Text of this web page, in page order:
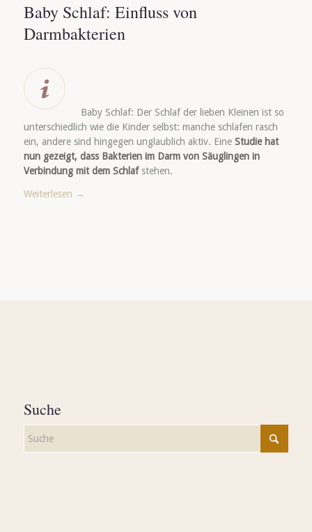
Baby Schlaf: Einfluss von
Darmbakterien
Baby Schlaf: Der Schlaf der lieben Kleinen ist so
unterschiedlich wie die Kinder selbst: manche schlafen rasch
ein, andere sind hingegen unglaublich aktiv. Eine Studie hat
nun gezeigt, dass Bakterien im Darm von Säuglingen in
Verbindung mit dem Schlafstehen.
Weiterlesen →
Suche